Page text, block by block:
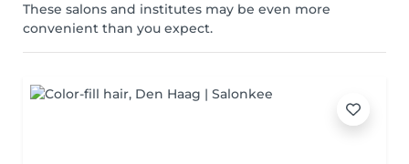
These salons and institutes may be even more
convenient than you expect.